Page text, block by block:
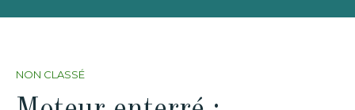
NON CLASSÉ